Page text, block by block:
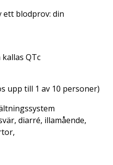
blodprov: din
QTc
upp till 1 av 10 personer)
diarré, illamående,